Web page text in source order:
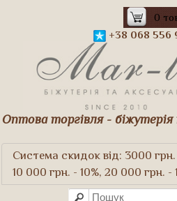
Оптова торгівля - біжутерія
Система скидок від: 3000
10 000 грн. - 10%, 20 000 грн. -
+38 068 556
0